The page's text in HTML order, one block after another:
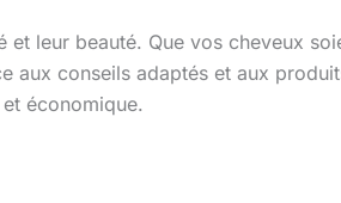
leur beauté. Que vos cheveux
aux conseils adaptés et aux
économique.